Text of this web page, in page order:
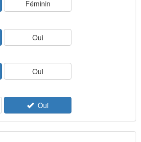
Féminin
Oui
Oui
Oui